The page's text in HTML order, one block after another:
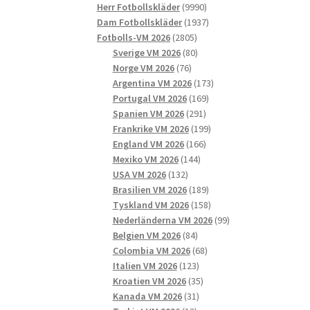
produkter
Herr Fotbollskläder 99909990
produkter
Dam Fotbollskläder 19371937
Fotbolls-VM 2026 28052805
produkter
Sverige VM 2026 8080
Norge VM 2026 7676
produkter
Argentina VM 2026 173173
Portugal VM 2026 169169
produkter
Spanien VM 2026 291291
produkter
Frankrike VM 2026 199199
England VM 2026 166166
Mexiko VM 2026 144144
USA VM 2026 132132
produkter
Brasilien VM 2026 189189
produkter
Tyskland VM 2026 158158
produkter
Nederländerna VM 2026 9999
Belgien VM 2026 8484
produkter
Colombia VM 2026 6868
Italien VM 2026 123123
produkter
Kroatien VM 2026 3535
Kanada VM 2026 3131